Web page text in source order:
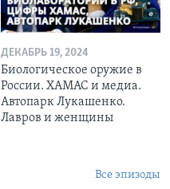
ДЕКАБРЬ 19, 2024
Биологическое оружие в
России. ХАМАС и медиа.
Автопарк Лукашенко.
Лавров и женщины
Все эпизоды